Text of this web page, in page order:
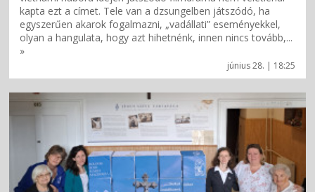
június 28. | 18:25
kapta ezt a címet. Tele van a dzsungelben játszódó, ha
egyszerűen akarok fogalmazni, „vadállati” eseményekkel,
olyan a hangulata, hogy azt hihetnénk, innen nincs tovább,...
»